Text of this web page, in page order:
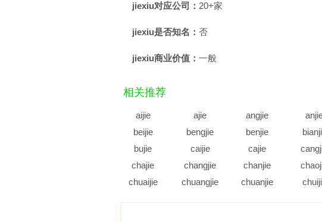
jiexiu对应公司： 20+家
jiexiu是否知名： 否
jiexiu商业价值： 一般
相关推荐
aijie ajie angjie
beijie
bengjie benjie
bujie
caijie cajie
chajie
changjie chanjie
chuaijie
chuangjie chuanjie